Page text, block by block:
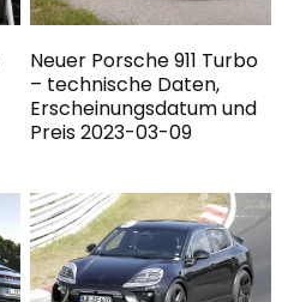
Neuer Porsche 911 Turbo
– technische Daten,
Erscheinungsdatum und
Preis 2023-03-09